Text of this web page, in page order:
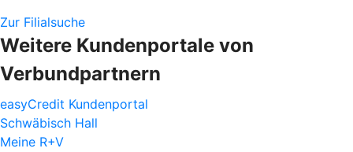
Zur Filialsuche
Weitere Kundenportale von
Verbundpartnern
easyCredit Kundenportal
Schwäbisch Hall
Meine R+V